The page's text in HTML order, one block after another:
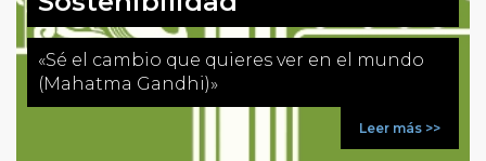
«Sé el cambio que quieres ver en el mundo
(Mahatma Gandhi)»
Leer más >>